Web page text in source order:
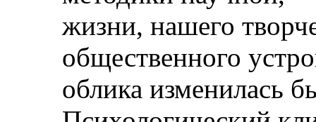
жизни, нашего
общественного
облика изменилась